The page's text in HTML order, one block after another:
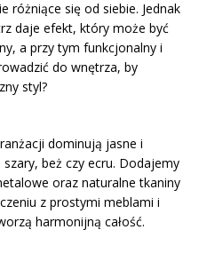
różniące się od siebie. Jednak
daje efekt, który może być
a przy tym funkcjonalny i
do wnętrza, by
styl?
dominują jasne i
beż czy ecru. Dodajemy
oraz naturalne tkaniny
z prostymi meblami i
harmonijną całość.